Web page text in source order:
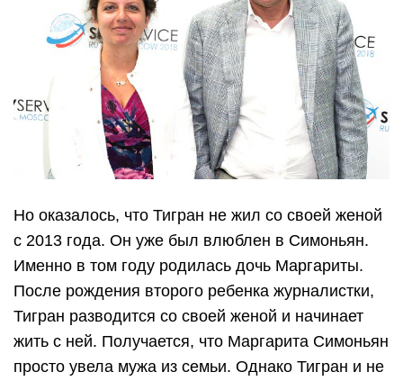
Но оказалось, что Тигран не жил со своей женой
с 2013 года. Он уже был влюблен в Симоньян.
Именно в том году родилась дочь Маргариты.
После рождения второго ребенка журналистки,
Тигран разводится со своей женой и начинает
жить с ней. Получается, что Маргарита Симоньян
просто увела мужа из семьи. Однако Тигран и не